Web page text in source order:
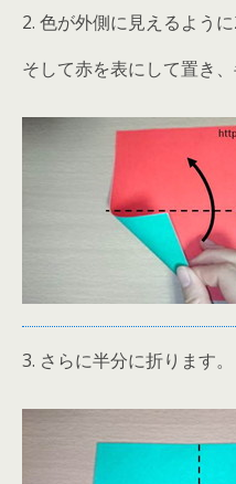
2. 色が外側に見えるように
そして赤を表にして置き、
3. さらに半分に折ります。